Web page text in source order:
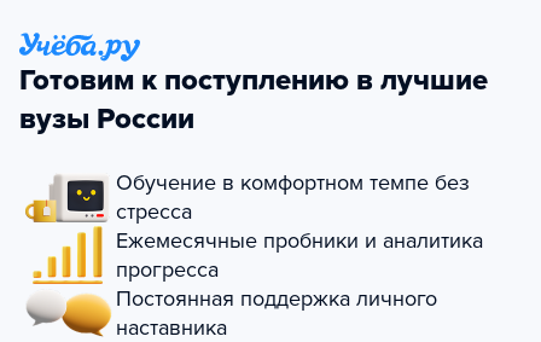
Готовим к поступлению в лучшие
вузы России
Обучение в комфортном темпе без
стресса
Ежемесячные пробники и аналитика
прогресса
Постоянная поддержка личного
наставника